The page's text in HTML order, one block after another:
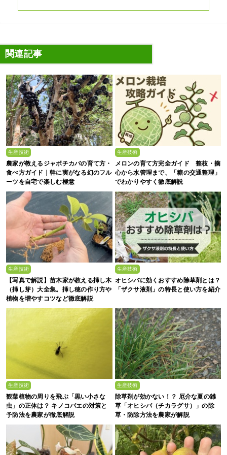
関連記事
生産技術
農家が教えるジャボチカバの育て方・
食べ方ガイド｜幹に実がなる幻のフル
ーツを自宅で楽しむ極意
生産技術
メロンの育て方完全ガイド 整枝・摘
心から水管理まで、「糖の交通整理」
でわかりやすく徹底解説
生産技術
【写真で解説】苗木家が教える挿し木
（挿し芽）大全集。挿し穂の作り方や
植物を増やすコツなど徹底解説
生産技術
オヒシバに効くおすすめ除草剤とは？
「ザクサ液剤」の特長と使い方を紹介
生産技術
観葉植物の周りを飛ぶ「黒い小さな
虫」の正体は？ キノコバエの対策と
予防法を農家が徹底解説
生産技術
除草剤が効かない！？ 厄介な夏の雑
草「オヒシバ（チカラグサ）」の除
草・防除方法を農家が解説